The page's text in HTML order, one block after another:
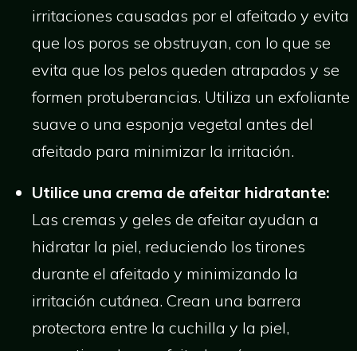
irritaciones causadas por el afeitado y evita
que los poros se obstruyan, con lo que se
evita que los pelos queden atrapados y se
formen protuberancias. Utiliza un exfoliante
suave o una esponja vegetal antes del
afeitado para minimizar la irritación.
Utilice una crema de afeitar hidratante:
Las cremas y geles de afeitar ayudan a
hidratar la piel, reduciendo los tirones
durante el afeitado y minimizando la
irritación cutánea. Crean una barrera
protectora entre la cuchilla y la piel,